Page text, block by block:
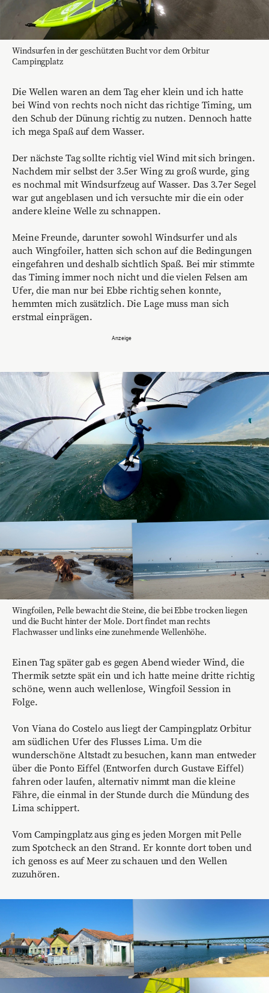
Windsurfen in der geschützten Bucht vor dem Orbitur
Campingplatz
Die Wellen waren an dem Tag eher klein und ich hatte
bei Wind von rechts noch nicht das richtige Timing, um
den Schub der Dünung richtig zu nutzen. Dennoch hatte
ich mega Spaß auf dem Wasser.
Der nächste Tag sollte richtig viel Wind mit sich bringen.
Nachdem mir selbst der 3.5er Wing zu groß wurde, ging
es nochmal mit Windsurfzeug auf Wasser. Das 3.7er Segel
war gut angeblasen und ich versuchte mir die ein oder
andere kleine Welle zu schnappen.
Meine Freunde, darunter sowohl Windsurfer und als
auch Wingfoiler, hatten sich schon auf die Bedingungen
eingefahren und deshalb sichtlich Spaß. Bei mir stimmte
das Timing immer noch nicht und die vielen Felsen am
Ufer, die man nur bei Ebbe richtig sehen konnte,
hemmten mich zusätzlich. Die Lage muss man sich
erstmal einprägen.
Wingfoilen, Pelle bewacht die Steine, die bei Ebbe trocken liegen
und die Bucht hinter der Mole. Dort findet man rechts
Flachwasser und links eine zunehmende Wellenhöhe.
Einen Tag später gab es gegen Abend wieder Wind, die
Thermik setzte spät ein und ich hatte meine dritte richtig
schöne, wenn auch wellenlose, Wingfoil Session in
Folge.
Von Viana do Costelo aus liegt der Campingplatz Orbitur
am südlichen Ufer des Flusses Lima. Um die
wunderschöne Altstadt zu besuchen, kann man entweder
über die Ponto Eiffel (Entworfen durch Gustave Eiffel)
fahren oder laufen, alternativ nimmt man die kleine
Fähre, die einmal in der Stunde durch die Mündung des
Lima schippert.
Vom Campingplatz aus ging es jeden Morgen mit Pelle
zum Spotcheck an den Strand. Er konnte dort toben und
ich genoss es auf Meer zu schauen und den Wellen
zuzuhören.